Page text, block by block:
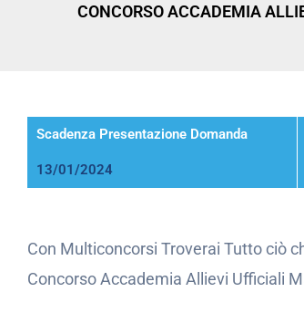
CONCORSO ACCADEMIA
Scadenza Presentazione Domanda
13/01/2024
Con Multiconcorsi Troverai Tutto ciò
Concorso Accademia Allievi Ufficiali